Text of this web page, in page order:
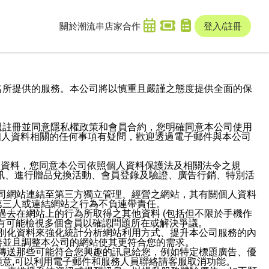
關於潮流串 店家合作 登入/註冊
提供的服務。本公司將以慎重且嚴謹之態度提供全面的保
冊並同意隱私權政策和會員合約，您明確同意本公司使用
資料相關的任何事項有疑問，歡迎透過電子郵件與本公司
料，您同意本公司依照個人資料保護法及相關法令之規
進行贈品兌換活動、會員登錄及驗證、廣告行銷、特別活
站連結至第三方獨立管理、經營之網站，其有關個人資料
人或連結網站之行為不負連帶責任。
在網站上的行為所取得之其他資料 (包括但不限於手機作
能檢視多個會員以確認問題所在或解決爭議。
資料來強化統計分析網站利用方式、提升本公司服務的內
且調整本公司的網站使其更符合您的需求。
那些可能符合您興趣的訊息給您，例如特定標題廣告、優
,可以利用電子郵件和服務人員聯絡請客服取消功能。